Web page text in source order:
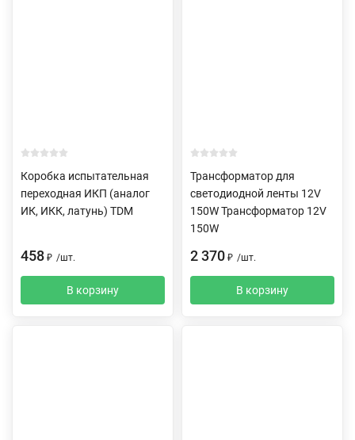
Коробка испытательная
переходная ИКП (аналог
ИК, ИКК, латунь) TDM
458 ₽ /шт.
В корзину
Трансформатор для
светодиодной ленты 12V
150W Трансформатор 12V
150W
2 370 ₽ /шт.
В корзину